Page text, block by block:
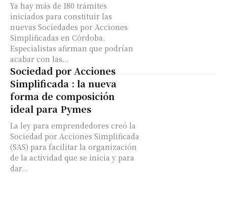
Ya hay más de 180 trámites
iniciados para constituir las
nuevas Sociedades por Acciones
Simplificadas en Córdoba.
Especialistas afirman que podrían
acabar con las...
Sociedad por Acciones
Simplificada : la nueva
forma de composición
ideal para Pymes
La ley para emprendedores creó la
Sociedad por Acciones Simplificada
(SAS) para facilitar la organización
de la actividad que se inicia y para
dar...